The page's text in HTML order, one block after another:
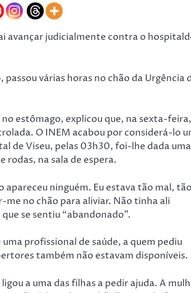
avançar judicialmente contra o
várias horas no chão da Urgência
estômago, explicou que, na sexta-feira,
O INEM acabou por considerá-lo
de Viseu, pelas 03h30, foi-lhe dada uma
rodas, na sala de espera.
apareceu ninguém. Eu estava tão mal,
no chão para aliviar. Não tinha ali
se sentiu “abandonado”.
profissional de saúde, a quem pediu
também não estavam disponíveis.
a uma das filhas a pedir ajuda. A